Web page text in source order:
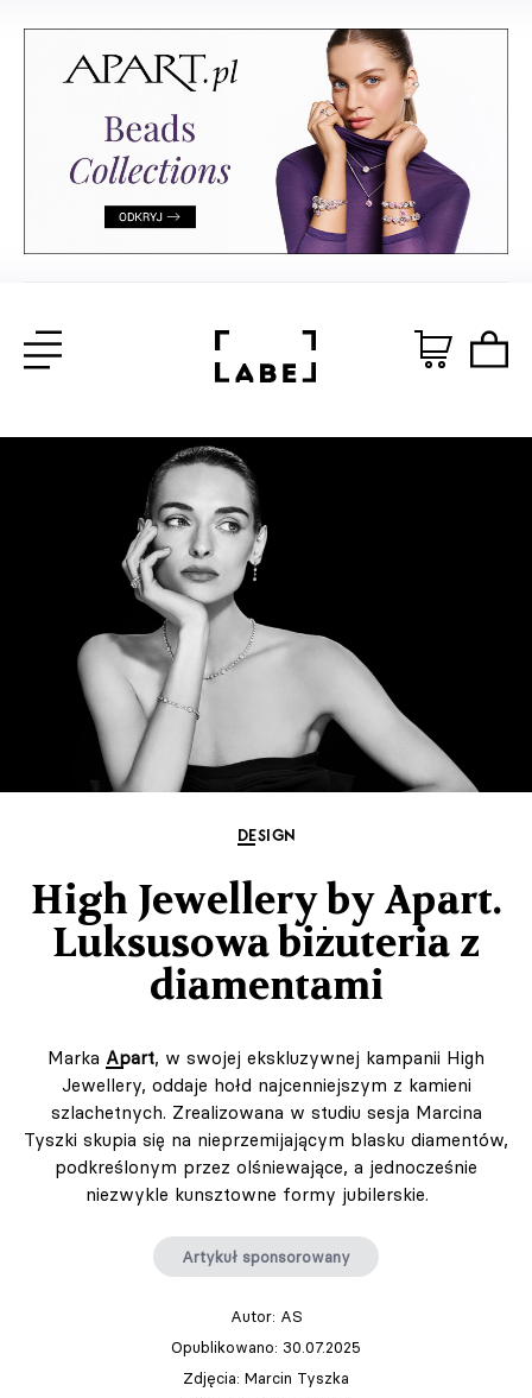
DESIGN
High Jewellery by Apart.
Luksusowa biżuteria z
diamentami
Marka Apart, w swojej ekskluzywnej kampanii High
Jewellery, oddaje hołd najcenniejszym z kamieni
szlachetnych. Zrealizowana w studiu sesja Marcina
Tyszki skupia się na nieprzemijającym blasku diamentów,
podkreślonym przez olśniewające, a jednocześnie
niezwykle kunsztowne formy jubilerskie.
Artykuł sponsorowany
Autor: AS
Opublikowano: 30.07.2025
Zdjęcia: Marcin Tyszka